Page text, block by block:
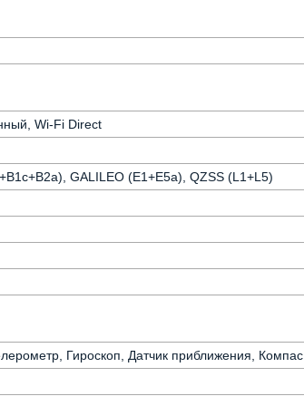
Wi-Fi Direct
GALILEO (E1+E5a), QZSS (L1+L5)
Гироскоп, Датчик приближения, Компас